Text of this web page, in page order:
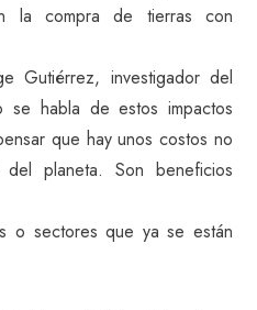
la compra de tierras con
Gutiérrez, investigador del
se habla de estos impactos
que hay unos costos no
planeta. Son beneficios
o sectores que ya se están